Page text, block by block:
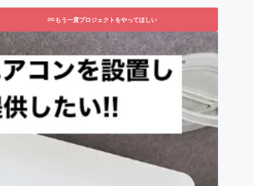
もう一度プロジェクトをやってほしい